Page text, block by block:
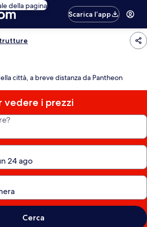
della pagina
Scarica l’app
città, a breve distanza da Pantheon
vedere i prezzi
Cerca